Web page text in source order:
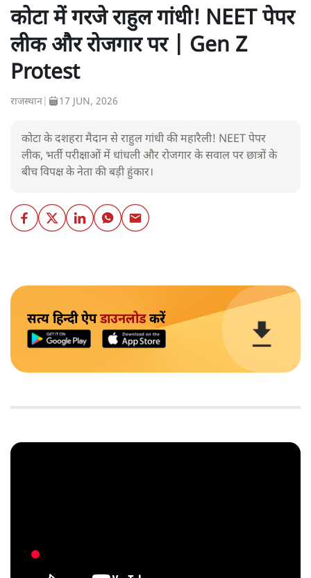
कोटा में गरजे राहुल गांधी! NEET पेपर
लीक और रोजगार पर | Gen Z
Protest
राजस्थान 17 JUN, 2026
कोटा के दशहरा मैदान से राहुल गांधी की महारैली! NEET पेपर
लीक, भर्ती परीक्षाओं में धांधली और रोजगार के सवाल पर छात्रों के
बीच विपक्ष के नेता की बड़ी हुंकार।
सत्य हिन्दी ऐपडाउनलोडकरें